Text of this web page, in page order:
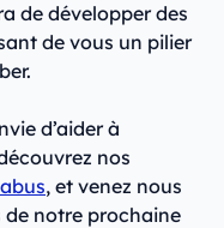
de développer des
de vous un pilier
d’aider à
nos
, et venez nous
de notre prochaine